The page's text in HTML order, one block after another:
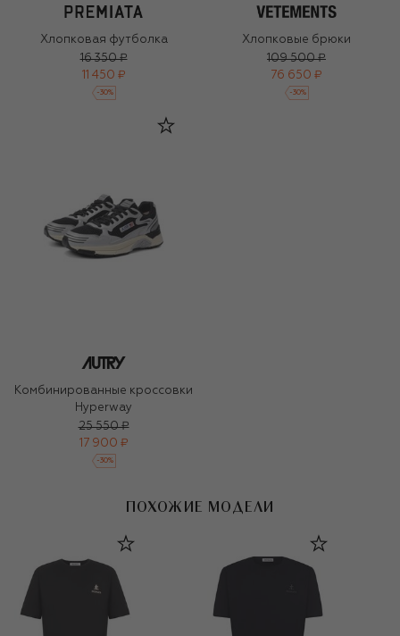
Хлопковая футболка
16 350 ₽
11 450 ₽
-30%
Хлопковые брюки
109 500 ₽
76 650 ₽
-30%
Комбинированные кроссовки
Hyperway
25 550 ₽
17 900 ₽
-30%
ПОХОЖИЕ МОДЕЛИ